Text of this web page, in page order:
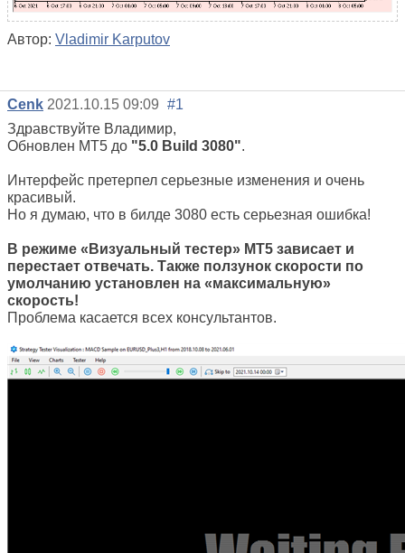
Автор: Vladimir Karputov
Cenk 2021.10.15 09:09 #1
Здравствуйте Владимир,
Обновлен MT5 до "5.0 Build 3080".
Интерфейс претерпел серьезные изменения и очень
красивый.
Но я думаю, что в билде 3080 есть серьезная ошибка!
В режиме «Визуальный тестер» MT5 зависает и
перестает отвечать. Также ползунок скорости по
умолчанию установлен на «максимальную»
скорость!
Проблема касается всех консультантов.